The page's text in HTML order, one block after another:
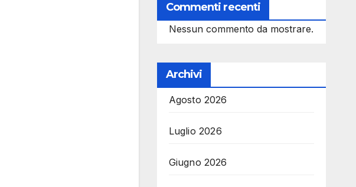
Commenti recenti
Nessun commento da mostrare.
Archivi
Agosto 2026
Luglio 2026
Giugno 2026